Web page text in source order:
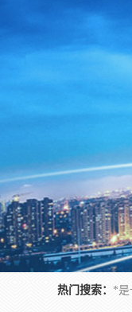
热门搜索：